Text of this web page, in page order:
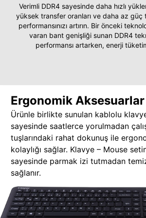
Verimli DDR4 sayesinde daha hızlı
yüksek transfer oranları ve daha az güç
performansınızı artırın. Bir önceki
varan bant genişliği sunan DDR4
performansı artarken, enerji
Ergonomik Aksesuarlar
Ürünle birlikte sunulan kablolu
sayesinde saatlerce yorulmadan
tuşlarındaki rahat dokunuş ile
kolaylığı sağlar. Klavye – Mouse
sayesinde parmak izi tutmadan
sağlanır.